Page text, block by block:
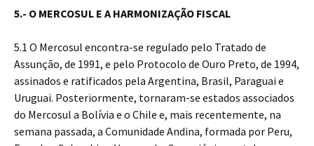
5.- O MERCOSUL E A HARMONIZAÇÃO FISCAL
5.1 O Mercosul encontra-se regulado pelo Tratado de
Assunção, de 1991, e pelo Protocolo de Ouro Preto, de 1994,
assinados e ratificados pela Argentina, Brasil, Paraguai e
Uruguai. Posteriormente, tornaram-se estados associados
do Mercosul a Bolívia e o Chile e, mais recentemente, na
semana passada, a Comunidade Andina, formada por Peru,